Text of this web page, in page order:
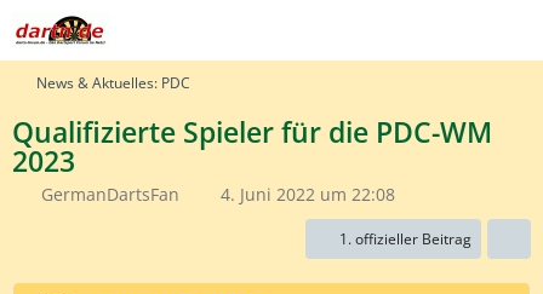
News & Aktuelles: PDC
Qualifizierte Spieler für die PDC-WM
2023
GermanDartsFan 4. Juni 2022 um 22:08
1. offizieller Beitrag